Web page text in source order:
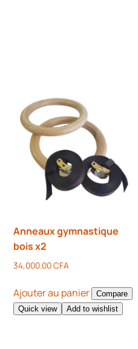
Anneaux gymnastique
bois x2
34,000.00CFA
Ajouter au panier
Compare
Quick view
Add to wishlist